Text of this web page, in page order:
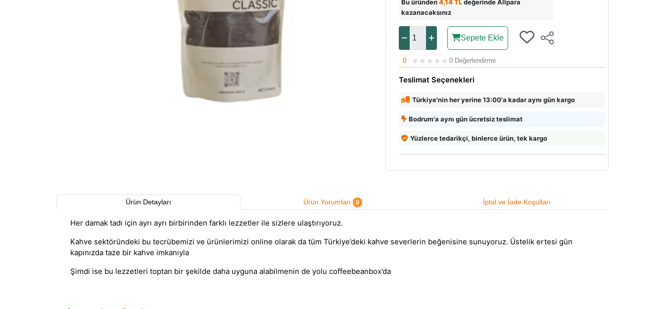
Bu üründen4,14 TLdeğerinde Allpara
kazanacaksınız
Sepete Ekle
0 0 Değerlendirme
Teslimat Seçenekleri
Türkiye'nin her yerine 13:00'a kadar aynı gün kargo
Bodrum'a aynı gün ücretsiz teslimat
Yüzlerce tedarikçi, binlerce ürün, tek kargo
Ürün Detayları Ürün Yorumları 0 İptal ve İade Koşulları
Her damak tadı için ayrı ayrı birbirinden farklı lezzetler ile sizlere ulaştırıyoruz.
Kahve sektöründeki bu tecrübemizi ve ürünlerimizi online olarak da tüm Türkiye’deki kahve severlerin beğenisine sunuyoruz. Üstelik ertesi gün
kapınızda taze bir kahve imkanıyla
Şimdi ise bu lezzetleri toptan bir şekilde daha uyguna alabilmenin de yolu coffeebeanbox’da